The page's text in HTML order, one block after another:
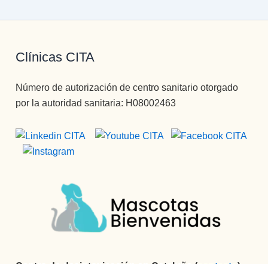
Clínicas CITA
Número de autorización de centro sanitario otorgado
por la autoridad sanitaria: H08002463